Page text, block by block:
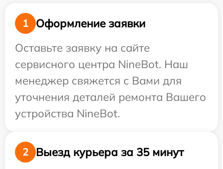
1
Оформление заявки
Оставьте заявку на сайте
сервисного центра NineBot. Наш
менеджер свяжется с Вами для
уточнения деталей ремонта Вашего
устройства NineBot.
2
Выезд курьера за 35 минут